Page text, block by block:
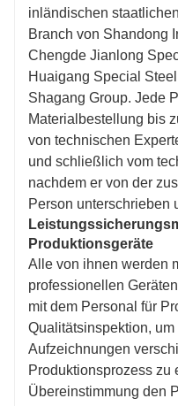
inländischen
Branch von Shandong
Chengde Jianlong
Huaigang Special
Shagang Group. Jede
Materialbestellung bis
von technischen
und schließlich vom
nachdem er von der
Person unterschrieben
Produktionsgeräte
Alle von ihnen werden
professionellen
mit dem Personal für
Qualitätsinspektion,
Aufzeichnungen
Produktionsprozess zu
Übereinstimmung den